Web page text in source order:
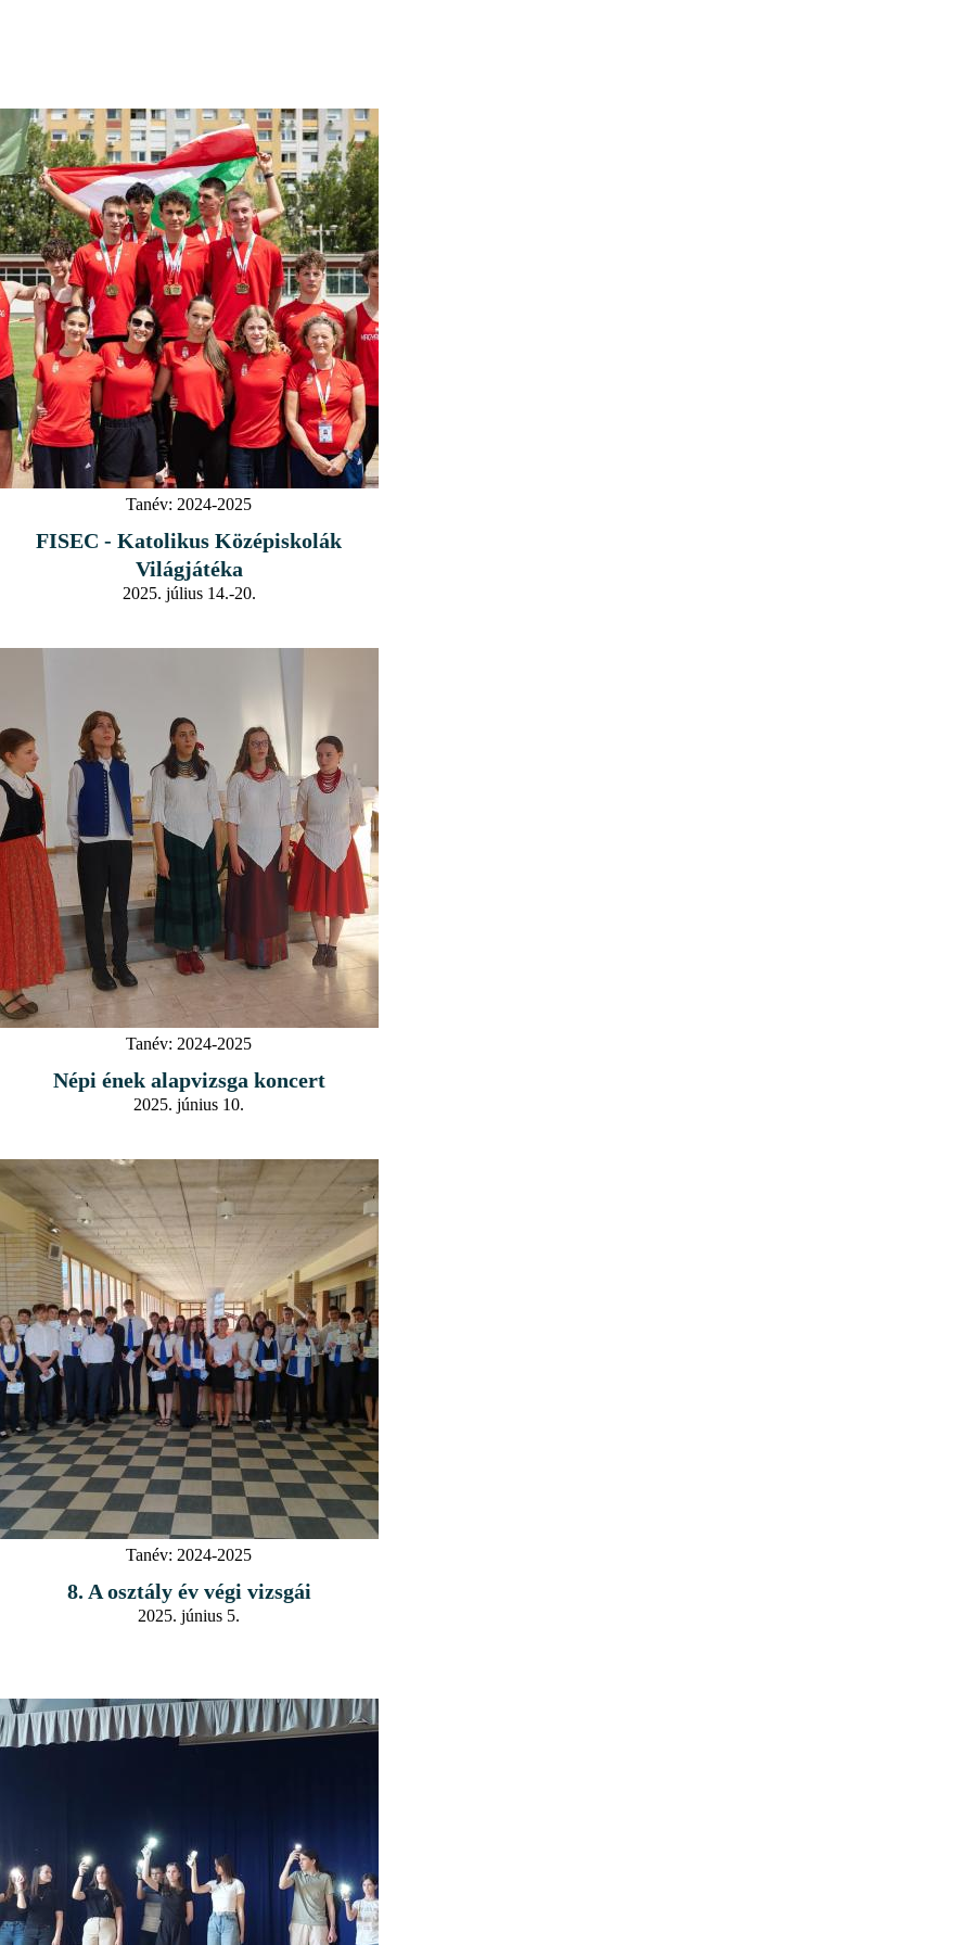
Tanév: 2024-2025
FISEC - Katolikus Középiskolák
Világjátéka
2025. július 14.-20.
Tanév: 2024-2025
Népi ének alapvizsga koncert
2025. június 10.
Tanév: 2024-2025
8. A osztály év végi vizsgái
2025. június 5.